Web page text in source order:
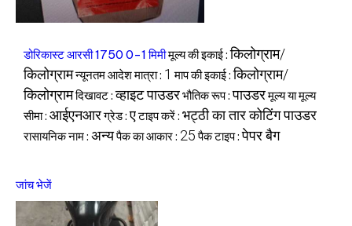
डोरिकास्ट आरसी 1750 0-1 मिमीमूल्य की इकाई :किलोग्राम/
किलोग्रामन्यूनतम आदेश मात्रा : 1 माप की इकाई :किलोग्राम/
किलोग्रामदिखावट :व्हाइट पाउडरभौतिक रूप :पाउडरमूल्य या मूल्य
सीमा : आईएनआरग्रेड :एटाइप करें : भट्ठी का तार कोटिंग पाउडर
रासायनिक नाम : अन्यपैक का आकार : 25 पैक टाइप :पेपर बैग
जांच भेजें